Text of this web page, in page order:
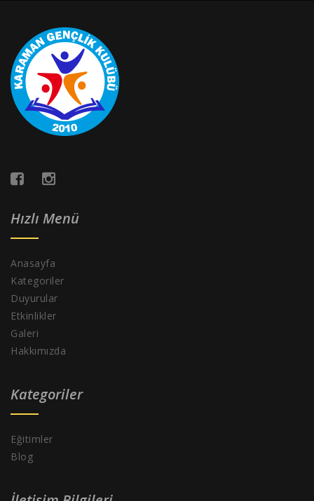
Hızlı Menü
Anasayfa
Kategoriler
Duyurular
Etkinlikler
Galeri
Hakkımızda
Kategoriler
Eğitimler
Blog